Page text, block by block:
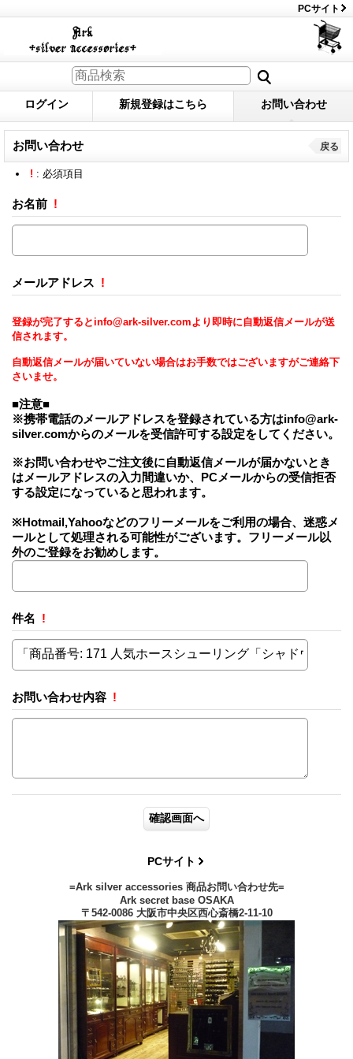
PCサイト
ログイン 新規登録はこちら お問い合わせ
お問い合わせ 戻る
! : 必須項目
お名前 !
メールアドレス !
登録が完了するとinfo@ark-silver.comより即時に自動返信メールが送
信されます。
自動返信メールが届いていない場合はお手数ではございますがご連絡下
さいませ。
■注意■
※携帯電話のメールアドレスを登録されている方はinfo@ark-
silver.comからのメールを受信許可する設定をしてください。
※お問い合わせやご注文後に自動返信メールが届かないとき
はメールアドレスの入力間違いか、PCメールからの受信拒否
する設定になっていると思われます。
※Hotmail,Yahooなどのフリーメールをご利用の場合、迷惑メ
ールとして処理される可能性がございます。フリーメール以
外のご登録をお勧めします。
件名 !
お問い合わせ内容 !
PCサイト
=Ark silver accessories 商品お問い合わせ先=
Ark secret base OSAKA
〒542-0086 大阪市中央区西心斎橋2-11-10